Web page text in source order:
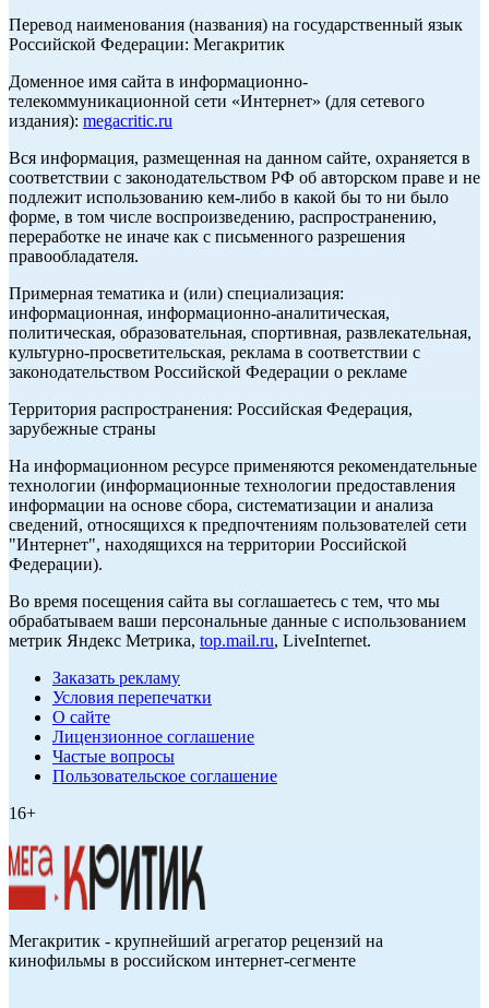
Перевод наименования (названия) на государственный язык
Российской Федерации: Мегакритик
Доменное имя сайта в информационно-
телекоммуникационной сети «Интернет» (для сетевого
издания): megacritic.ru
Вся информация, размещенная на данном сайте, охраняется в
соответствии с законодательством РФ об авторском праве и не
подлежит использованию кем-либо в какой бы то ни было
форме, в том числе воспроизведению, распространению,
переработке не иначе как с письменного разрешения
правообладателя.
Примерная тематика и (или) специализация:
информационная, информационно-аналитическая,
политическая, образовательная, спортивная, развлекательная,
культурно-просветительская, реклама в соответствии с
законодательством Российской Федерации о рекламе
Территория распространения: Российская Федерация,
зарубежные страны
На информационном ресурсе применяются рекомендательные
технологии (информационные технологии предоставления
информации на основе сбора, систематизации и анализа
сведений, относящихся к предпочтениям пользователей сети
"Интернет", находящихся на территории Российской
Федерации).
Во время посещения сайта вы соглашаетесь с тем, что мы
обрабатываем ваши персональные данные с использованием
метрик Яндекс Метрика, top.mail.ru, LiveInternet.
Заказать рекламу
Условия перепечатки
О сайте
Лицензионное соглашение
Частые вопросы
Пользовательское соглашение
16+
Мегакритик - крупнейший агрегатор рецензий на
кинофильмы в российском интернет-сегменте